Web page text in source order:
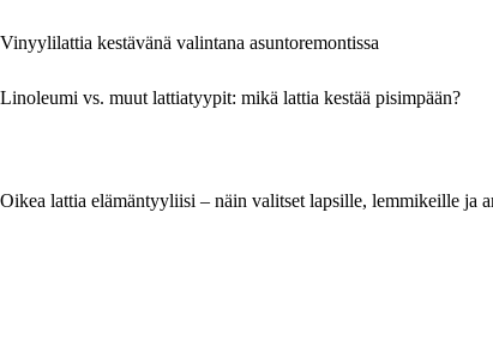
Vinyylilattia kestävänä valintana asuntoremontissa
Linoleumi vs. muut lattiatyypit: mikä lattia kestää pisimpään?
Oikea lattia elämäntyyliisi – näin valitset lapsille, lemmikeille ja